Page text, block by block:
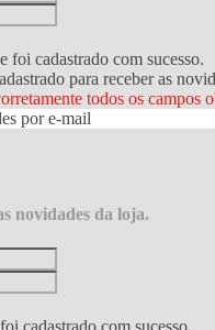
foi cadastrado com sucesso.
para receber as
todos os campos
novidades da loja.
cadastrado com sucesso.